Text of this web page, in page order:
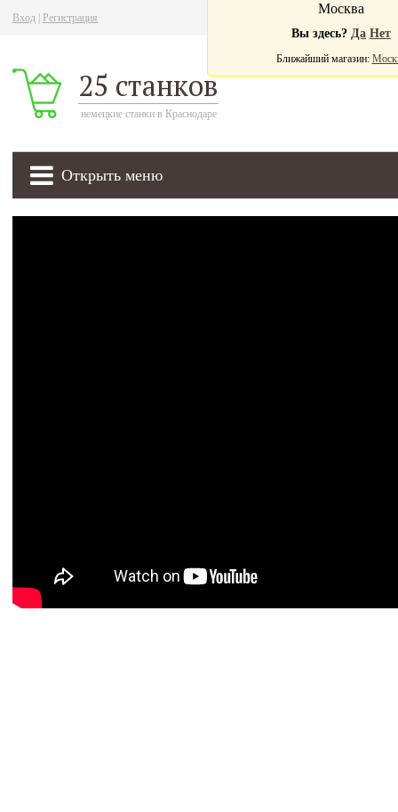
Вход Регистрация
25 станков
немецкие станки в Краснодаре
Открыть меню
Москва
Вы здесь? Да Нет
Ближайший магазин: